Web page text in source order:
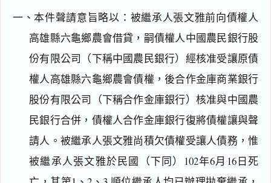
一、本件聲請意旨略以：被繼承人張文雅前向債權人
高雄縣六龜鄉農會借貸，嗣債權人中國農民銀行股
份有限公司（下稱中國農民銀行）經核准受讓原債
權人高雄縣六龜鄉農會債權，後合作金庫商業銀行
股份有限公司（下稱合作金庫銀行）核准與中國農
民銀行合併，債權人合作金庫銀行復將債權讓與聲
請人。被繼承人張文雅尚積欠債權受讓人債務，惟
被繼承人張文雅於民國（下同）102年6月16日死